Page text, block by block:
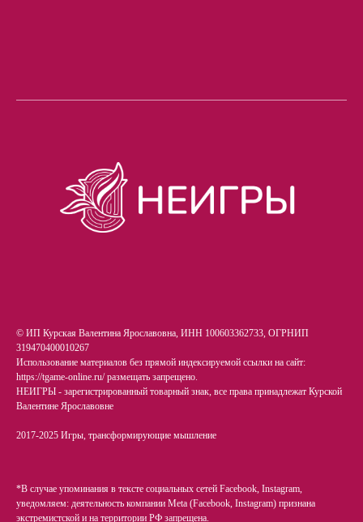
© ИП Курская Валентина Ярославовна, ИНН 100603362733, ОГРНИП
319470400010267
Использование материалов без прямой индексируемой ссылки на сайт:
https://tgame-online.ru/ размещать запрещено.
НЕИГРЫ - зарегистрированный товарный знак, все права принадлежат Курской
Валентине Ярославовне
2017-2025 Игры, трансформирующие мышление
*В случае упоминания в тексте социальных сетей Facebook, Instagram,
уведомляем: деятельность компании Meta (Facebook, Instagram) признана
экстремистской и на территории РФ запрещена.